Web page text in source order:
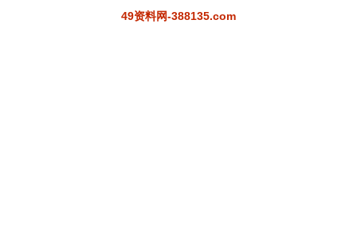
49资料网-388135.com